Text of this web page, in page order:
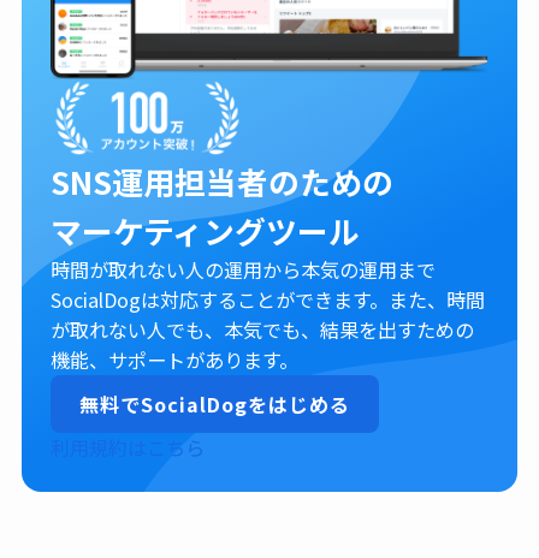
SNS運用担当者のための
マーケティングツール
時間が取れない人の運用から本気の運用まで
SocialDogは対応することができます。また、時間
が取れない人でも、本気でも、結果を出すための
機能、サポートがあります。
無料でSocialDogをはじめる
利用規約はこちら